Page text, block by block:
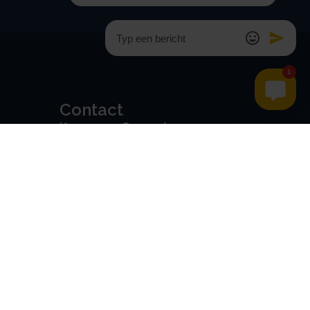
Contact
Kroese en Geraerts